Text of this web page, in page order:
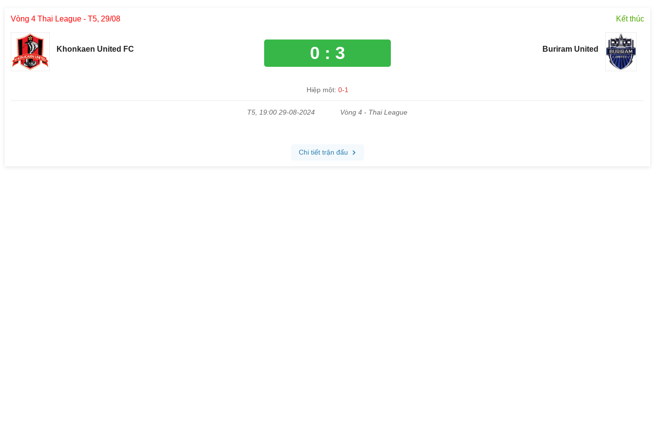
Vòng 4 Thai League - T5, 29/08 Kết thúc
Khonkaen United FC 0 : 3 Buriram United
Hiệp một: 0-1
T5, 19:00 29-08-2024 Vòng 4 - Thai League
Chi tiết trận đấu